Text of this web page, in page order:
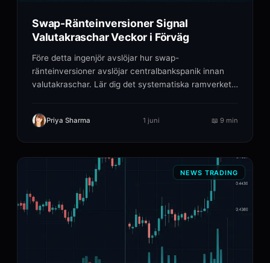
Swap-Ränteinversioner Signal
Valutakraschar Veckor i Förväg
Före detta ingenjör avslöjar hur swap-
ränteinversioner avslöjar centralbankspanik innan
valutakraschar. Lär dig det systematiska ramverket
Priya Sharma 1 juni 📖 9 min
NEWS TRADING